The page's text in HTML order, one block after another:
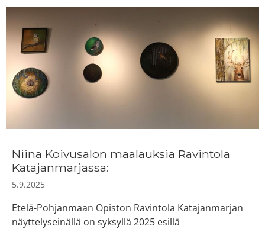
Niina Koivusalon maalauksia Ravintola
Katajanmarjassa:
5.9.2025
Etelä-Pohjanmaan Opiston Ravintola Katajanmarjan
näyttelyseinällä on syksyllä 2025 esillä